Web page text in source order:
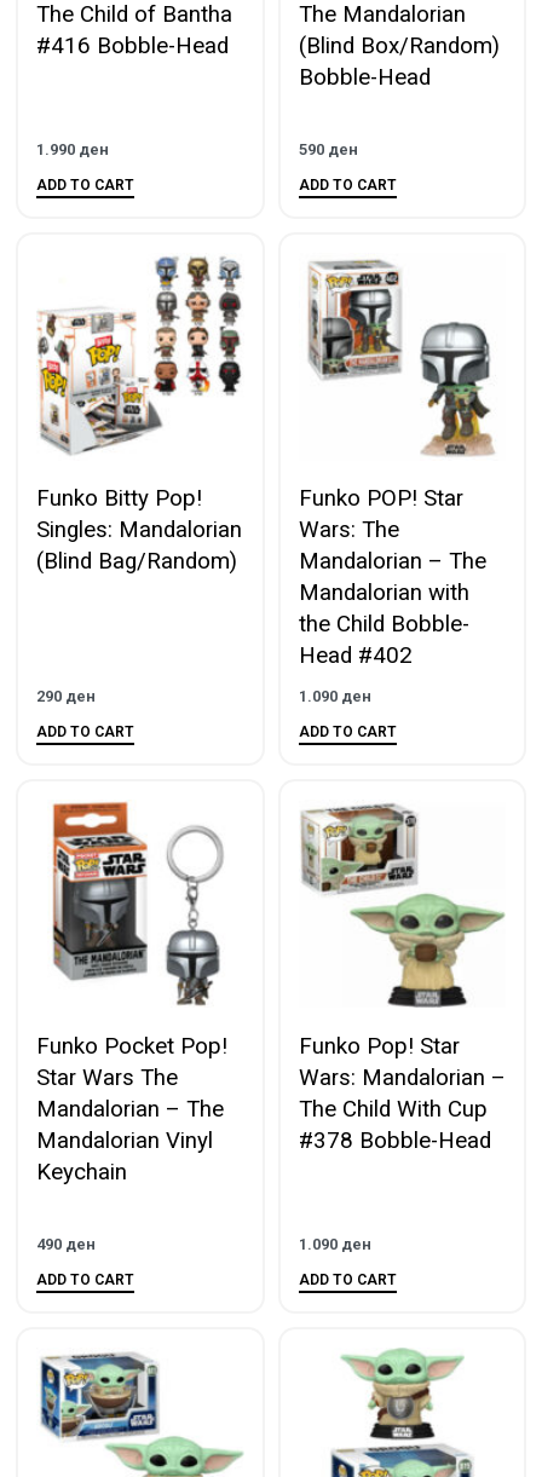
The Child of Bantha
#416 Bobble-Head
1.990 ден
ADD TO CART
The Mandalorian
(Blind Box/Random)
Bobble-Head
590 ден
ADD TO CART
Funko Bitty Pop!
Singles: Mandalorian
(Blind Bag/Random)
290 ден
ADD TO CART
Funko POP! Star
Wars: The
Mandalorian – The
Mandalorian with
the Child Bobble-
Head #402
1.090 ден
ADD TO CART
Funko Pocket Pop!
Star Wars The
Mandalorian – The
Mandalorian Vinyl
Keychain
490 ден
ADD TO CART
Funko Pop! Star
Wars: Mandalorian –
The Child With Cup
#378 Bobble-Head
1.090 ден
ADD TO CART